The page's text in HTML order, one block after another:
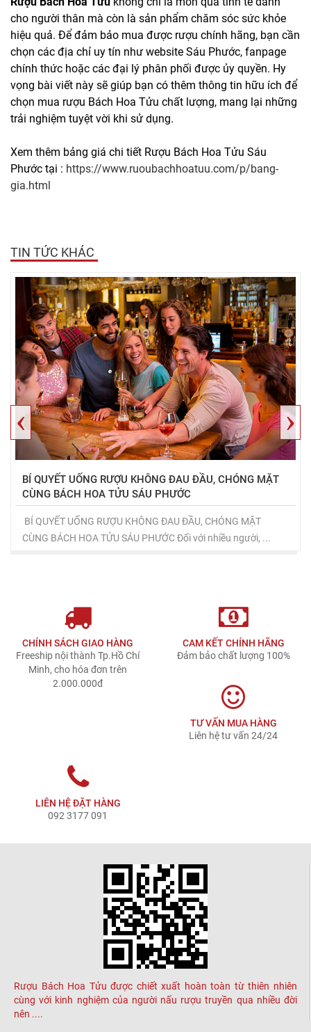
cho người thân mà còn là sản phẩm chăm sóc sức khỏe
hiệu quả. Để đảm bảo mua được rượu chính hãng, bạn cần
chọn các địa chỉ uy tín như website Sáu Phước, fanpage
chính thức hoặc các đại lý phân phối được ủy quyền. Hy
vọng bài viết này sẽ giúp bạn có thêm thông tin hữu ích để
chọn mua rượu Bách Hoa Tửu chất lượng, mang lại những
trải nghiệm tuyệt vời khi sử dụng.
Xem thêm bảng giá chi tiết Rượu Bách Hoa Tửu Sáu
Phước tại : https://www.ruoubachhoatuu.com/p/bang-
gia.html
TIN TỨC KHÁC
BÍ QUYẾT UỐNG RƯỢU KHÔNG ĐAU ĐẦU, CHÓNG MẶT
CÙNG BÁCH HOA TỬU SÁU PHƯỚC
BÍ QUYẾT UỐNG RƯỢU KHÔNG ĐAU ĐẦU, CHÓNG MẶT
CÙNG BÁCH HOA TỬU SÁU PHƯỚC Đối với nhiều người, ...
‹ ›
CHÍNH SÁCH GIAO HÀNG
Freeship nội thành Tp.Hồ Chí
Minh, cho hóa đơn trên
2.000.000đ
CAM KẾT CHÍNH HÃNG
Đảm bảo chất lượng 100%
TƯ VẤN MUA HÀNG
Liên hệ tư vấn 24/24
LIÊN HỆ ĐẶT HÀNG
092 3177 091
Rượu Bách Hoa Tửu được chiết xuất hoàn toàn từ thiên nhiên
cùng với kinh nghiệm của người nấu rượu truyền qua nhiều đời
nên ....